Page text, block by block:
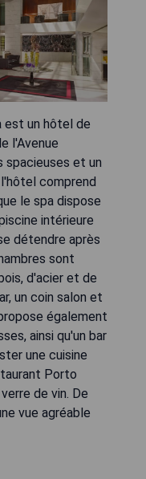
est un hôtel de
l'Avenue
spacieuses et un
comprend
le spa dispose
intérieure
détendre après
sont
d'acier et de
un coin salon et
également
ainsi qu'un bar
une cuisine
Porto
de vin. De
vue agréable